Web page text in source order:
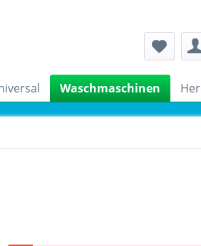
Waschmaschinen